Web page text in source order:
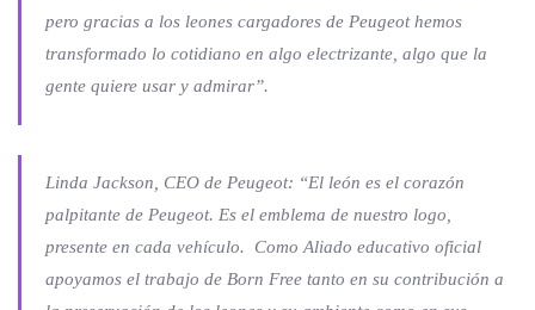
pero gracias a los leones cargadores de Peugeot hemos
transformado lo cotidiano en algo electrizante, algo que la
gente quiere usar y admirar”.
Linda Jackson, CEO de Peugeot: “El león es el corazón
palpitante de Peugeot. Es el emblema de nuestro logo,
presente en cada vehículo. Como Aliado educativo oficial
apoyamos el trabajo de Born Free tanto en su contribución a